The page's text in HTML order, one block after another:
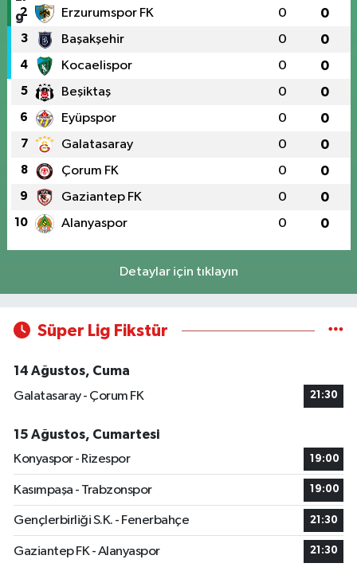
2 Erzurumspor FK 0 0
3 Başakşehir 0 0
4 Kocaelispor 0 0
5 Beşiktaş 0 0
6 Eyüpspor 0 0
7 Galatasaray 0 0
8 Çorum FK 0 0
9 Gaziantep FK 0 0
10 Alanyaspor 0 0
Detaylar için tıklayın
Süper Lig Fikstür
14 Ağustos, Cuma
Galatasaray - Çorum FK
21:30
15 Ağustos, Cumartesi
Konyaspor - Rizespor
19:00
Kasımpaşa - Trabzonspor 19:00
Gençlerbirliği S.K. - Fenerbahçe 21:30
Gaziantep FK - Alanyaspor 21:30